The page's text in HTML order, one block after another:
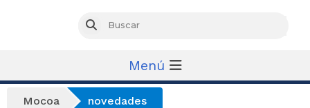
Buscar
Menú
Mocoa novedades